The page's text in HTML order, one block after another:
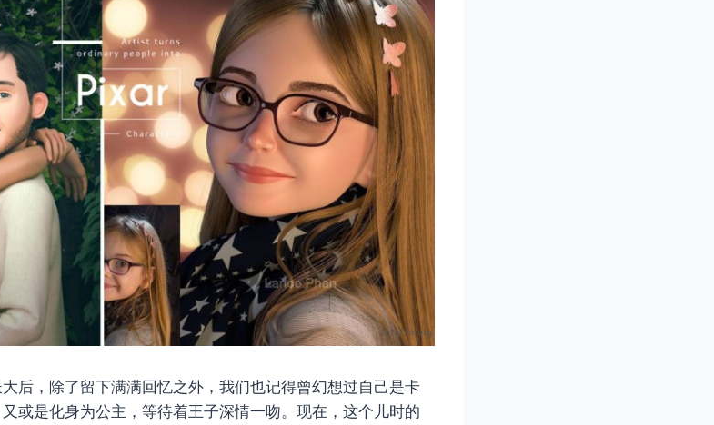
后，除了留下满满回忆之外，我们也记得曾幻想过自己是卡
或是化身为公主，等待着王子深情一吻。现在，这个儿时的